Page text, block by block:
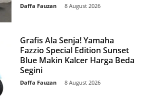
Daffa Fauzan 8 August 2026
Grafis Ala Senja! Yamaha
Fazzio Special Edition Sunset
Blue Makin Kalcer Harga Beda
Segini
Daffa Fauzan 8 August 2026